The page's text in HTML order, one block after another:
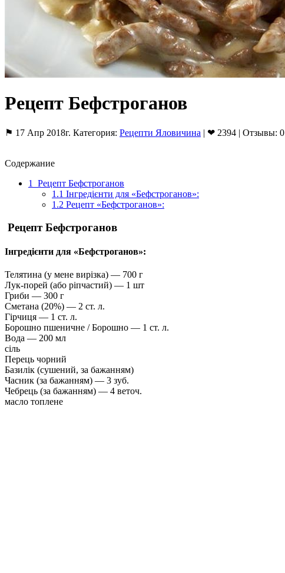
Рецепт Бефстроганов
⚑ 17 Апр 2018г. Категория: Рецепти Яловичина | ❤ 2394 | Отзывы: 0
Содержание
1
Рецепт Бефстроганов
1.1 Інгредієнти для «Бефстроганов»:
1.2 Рецепт «Бефстроганов»:
Рецепт Бефстроганов
Інгредієнти для «Бефстроганов»:
Телятина (у мене вирізка) — 700 г
Лук-порей (або ріпчастий) — 1 шт
Гриби — 300 г
Сметана (20%) — 2 ст. л.
Гірчиця — 1 ст. л.
Борошно пшеничне / Борошно — 1 ст. л.
Вода — 200 мл
сіль
Перець чорний
Базилік (сушений, за бажанням)
Часник (за бажанням) — 3 зуб.
Чебрець (за бажанням) — 4 веточ.
масло топлене